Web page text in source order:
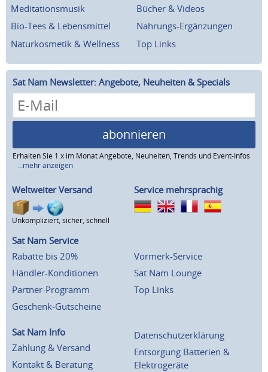
Meditationsmusik
Bücher & Videos
Bio-Tees & Lebensmittel
Nahrungs-Ergänzungen
Naturkosmetik & Wellness
Top Links
Sat Nam Newsletter: Angebote, Neuheiten & Specials
abonnieren
Erhalten Sie 1 x im Monat Angebote, Neuheiten, Trends und Event-Infos
...mehr anzeigen
Weltweiter Versand
Unkompliziert, sicher, schnell
Service mehrsprachig
Sat Nam Service
Rabatte bis 20%
Händler-Konditionen
Partner-Programm
Geschenk-Gutscheine
Vormerk-Service
Sat Nam Lounge
Top Links
Sat Nam Info
Zahlung & Versand
Kontakt & Beratung
Datenschutzerklärung
Entsorgung Batterien &
Elektrogeräte